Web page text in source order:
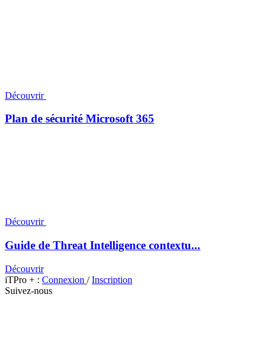
Découvrir
Plan de sécurité Microsoft 365
Découvrir
Guide de Threat Intelligence contextu...
Découvrir
iTPro + : Connexion /Inscription
Suivez-nous